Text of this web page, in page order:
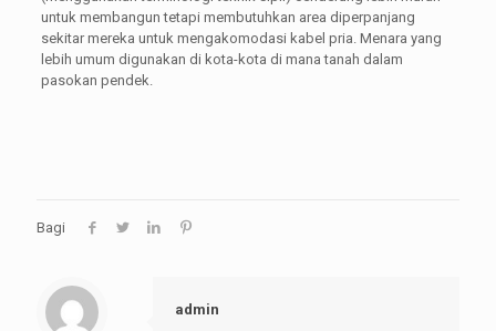
untuk membangun tetapi membutuhkan area diperpanjang
sekitar mereka untuk mengakomodasi kabel pria. Menara yang
lebih umum digunakan di kota-kota di mana tanah dalam
pasokan pendek.
Bagi
admin